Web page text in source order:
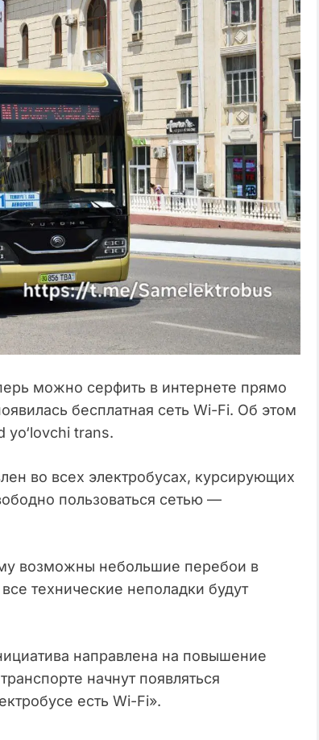
можно серфить в интернете прямо
бесплатная сеть Wi-Fi. Об этом
yo‘lovchi trans.
во всех электробусах, курсирующих
пользоваться сетью —
возможны небольшие перебои в
технические неполадки будут
направлена на повышение
начнут появляться
есть Wi-Fi».